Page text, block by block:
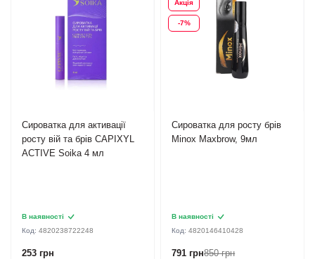
Сироватка для активації
росту вій та брів CAPIXYL
ACTIVE Soika 4 мл
В наявності
Код: 4820238722248
253 грн
Акція
-7%
Сироватка для росту брів
Minox Maxbrow, 9мл
В наявності
Код:4820146410428
791 грн850 грн